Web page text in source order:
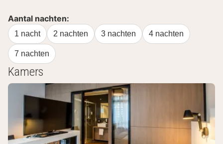
Aantal nachten:
1 nacht 2 nachten 3 nachten 4 nachten
7 nachten
Kamers